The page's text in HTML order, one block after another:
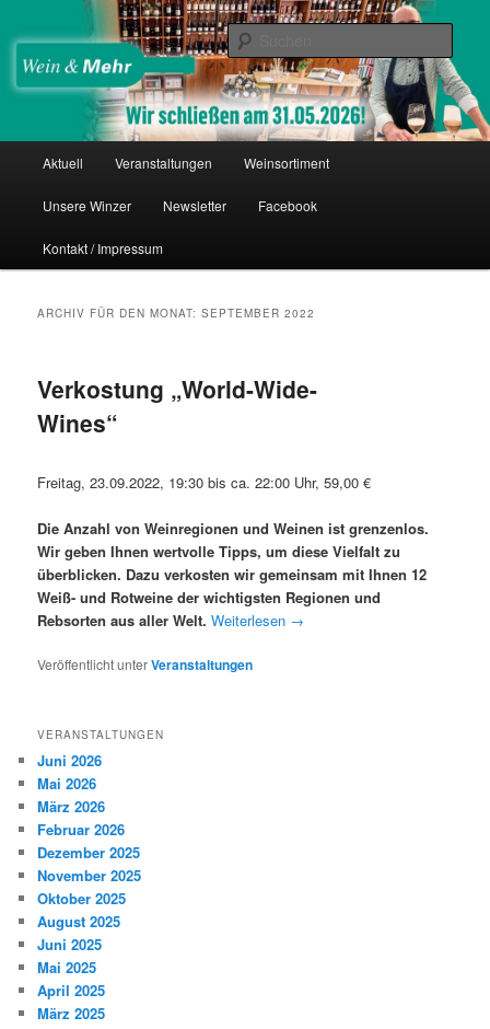
Inhalt
wechseln
sekundären
Inhalt
wechselnWein & Mehr
Thomas Nies
Aktuell Veranstaltungen Weinsortiment
Unsere Winzer Newsletter Facebook
Kontakt / Impressum
ARCHIV FÜR DEN MONAT:SEPTEMBER 2022
Verkostung „World-Wide-
Wines“
Freitag, 23.09.2022, 19:30 bis ca. 22:00 Uhr, 59,00 €
Die Anzahl von Weinregionen und Weinen ist grenzenlos.
Wir geben Ihnen wertvolle Tipps, umdiese Vielfalt zu
überblicken. Dazu verkosten wir gemeinsam mit Ihnen 12
Weiß- und Rotweineder wichtigsten Regionen und
Rebsorten aus aller Welt. Weiterlesen →
Veröffentlicht unterVeranstaltungen
VERANSTALTUNGEN
Juni 2026
Mai 2026
März 2026
Februar 2026
Dezember 2025
November 2025
Oktober 2025
August 2025
Juni 2025
Mai 2025
April 2025
März 2025